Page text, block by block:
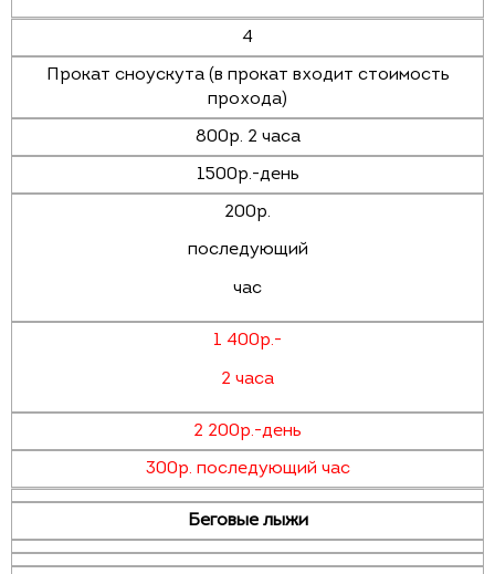
4
Прокат сноускута (в прокат входит стоимость
прохода)
800р. 2 часа
1500р.-день
200р.
последующий
час
1 400р.-
2 часа
2 200р.-день
300р. последующий час
Беговые лыжи